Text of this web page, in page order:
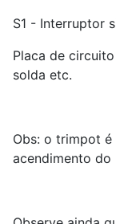
S1 - Interruptor
Placa de
solda etc.
Obs: o trimpot
acendimento do